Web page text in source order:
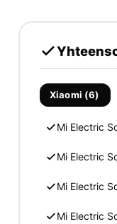
Xiaomi (6)
Mi Electric
Mi Electric
Mi Electric
Mi Electric